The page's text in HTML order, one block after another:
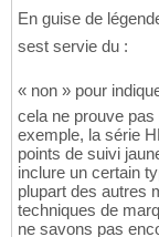
En guise de
sest servie du :
« non » pour
cela ne prouve
exemple, la série
points de suivi
inclure un certain
plupart des autres
techniques de
ne savons pas